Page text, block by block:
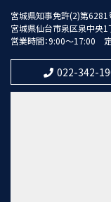
第8位
宮城県知事免許(2)第6281
宮城県仙台市泉区泉中央
営業時間：9:00～17:00
022-342-